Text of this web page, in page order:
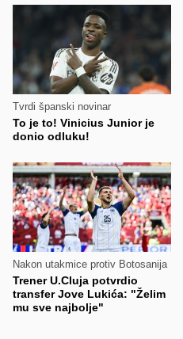
Tvrdi španski novinar
To je to! Vinicius Junior je
donio odluku!
Nakon utakmice protiv Botosanija
Trener U.Cluja potvrdio
transfer Jove Lukića: "Želim
mu sve najbolje"